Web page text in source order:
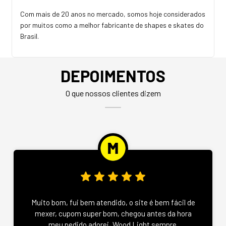
Com mais de 20 anos no mercado, somos hoje considerados
por muitos como a melhor fabricante de shapes e skates do
Brasil.
DEPOIMENTOS
O que nossos clientes dizem
Muito bom, fui bem atendido, o site é bem fácil de
mexer, cupom super bom, chegou antes da hora